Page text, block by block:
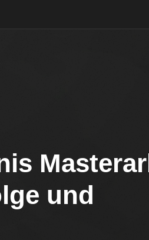
und